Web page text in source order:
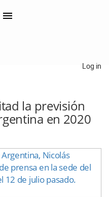
×
Log in
la previsión
en 2020